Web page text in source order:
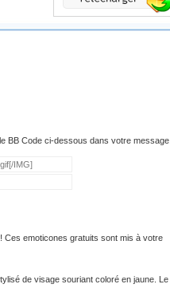
BB Code ci-dessous dans votre message.
Ces emoticones gratuits sont mis à votre
de visage souriant coloré en jaune.